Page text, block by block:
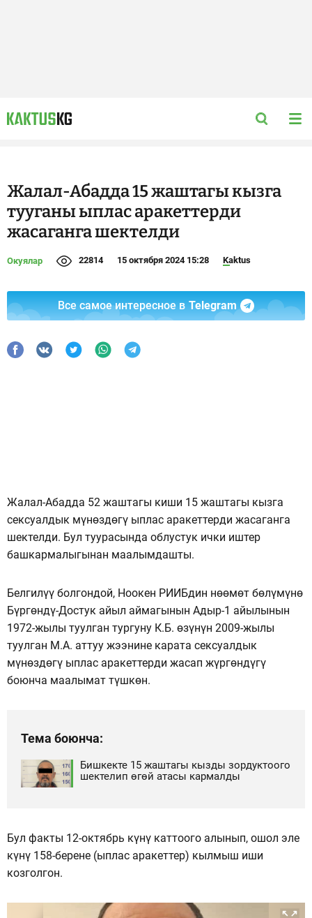
Жалал-Абадда 15 жаштагы кызга
тууганы ыплас аракеттерди
жасаганга шектелди
Окуялар 22814 15 октября 2024 15:28 Kaktus
Все самое интересное в Telegram
Жалал-Абадда 52 жаштагы киши 15 жаштагы кызга
сексуалдык мүнөздөгү ыплас аракеттерди жасаганга
шектелди. Бул туурасында облустук ички иштер
башкармалыгынан маалымдашты.
Белгилүү болгондой, Ноокен РИИБдин нөөмөт бөлүмүнө
Бүргөндү-Достук айыл аймагынын Адыр-1 айылынын
1972-жылы туулган тургуну К.Б. өзүнүн 2009-жылы
туулган М.А. аттуу жээнине карата сексуалдык
мүнөздөгү ыплас аракеттерди жасап жүргөндүгү
боюнча маалымат түшкөн.
Тема боюнча:
Бишкекте 15 жаштагы кызды зордуктоого
шектелип өгөй атасы кармалды
Бул факты 12-октябрь күнү каттоого алынып, ошол эле
күнү 158-берене (ыплас аракеттер) кылмыш иши
козголгон.